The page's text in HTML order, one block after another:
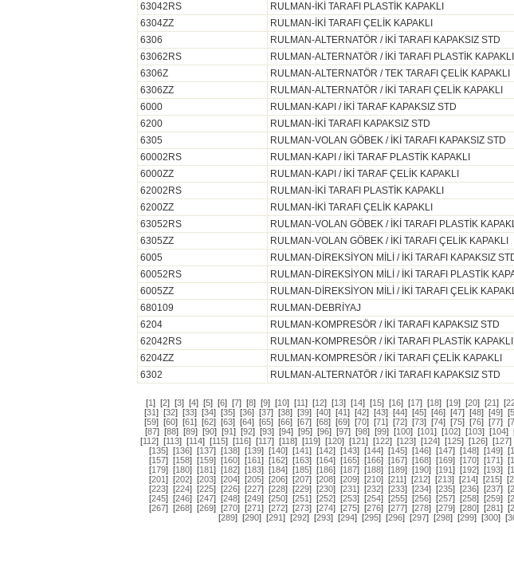
63042RS
RULMAN-İKİ TARAFI PLASTİK KAPAKLI
6304ZZ
RULMAN-İKİ TARAFI ÇELİK KAPAKLI
6306
RULMAN-ALTERNATÖR / İKİ TARAFI KAPAKSIZ STD
63062RS
RULMAN-ALTERNATÖR / İKİ TARAFI PLASTİK KAPAKLI
6306Z
RULMAN-ALTERNATÖR / TEK TARAFI ÇELİK KAPAKLI
6306ZZ
RULMAN-ALTERNATÖR / İKİ TARAFI ÇELİK KAPAKLI
6000
RULMAN-KAPI / İKİ TARAF KAPAKSIZ STD
6200
RULMAN-İKİ TARAFI KAPAKSIZ STD
6305
RULMAN-VOLAN GÖBEK / İKİ TARAFI KAPAKSIZ STD
60002RS
RULMAN-KAPI / İKİ TARAF PLASTİK KAPAKLI
6000ZZ
RULMAN-KAPI / İKİ TARAF ÇELİK KAPAKLI
62002RS
RULMAN-İKİ TARAFI PLASTİK KAPAKLI
6200ZZ
RULMAN-İKİ TARAFI ÇELİK KAPAKLI
63052RS
RULMAN-VOLAN GÖBEK / İKİ TARAFI PLASTİK
6305ZZ
RULMAN-VOLAN GÖBEK / İKİ TARAFI ÇELİK KAPAKLI
6005
RULMAN-DİREKSİYON MİLİ / İKİ TARAFI KAPAKSIZ
60052RS
RULMAN-DİREKSİYON MİLİ / İKİ TARAFI PLASTİK
6005ZZ
RULMAN-DİREKSİYON MİLİ / İKİ TARAFI ÇELİK
680109
RULMAN-DEBRİYAJ
6204
RULMAN-KOMPRESÖR / İKİ TARAFI KAPAKSIZ STD
62042RS
RULMAN-KOMPRESÖR / İKİ TARAFI PLASTİK KAPAKLI
6204ZZ
RULMAN-KOMPRESÖR / İKİ TARAFI ÇELİK KAPAKLI
6302
RULMAN-ALTERNATÖR / İKİ TARAFI KAPAKSIZ STD
[1] [2] [3] [4] [5] [6] [7] [8] [9] [10] [11] [12] [13] [14] [15] [16] [17] [18] [19] [20] [21] [
[31] [32] [33] [34] [35] [36] [37] [38] [39] [40] [41] [42] [43] [44] [45] [46] [47] [48] [49] [
[59] [60] [61] [62] [63] [64] [65] [66] [67] [68] [69] [70] [71] [72] [73] [74] [75] [76] [77] [
[87] [88] [89] [90] [91] [92] [93] [94] [95] [96] [97] [98] [99] [100] [101] [102] [103] [104]
[112] [113] [114] [115] [116] [117] [118] [119] [120] [121] [122] [123] [124] [125] [126] [127]
[135] [136] [137] [138] [139] [140] [141] [142] [143] [144] [145] [146] [147] [148] [149] [
[157] [158] [159] [160] [161] [162] [163] [164] [165] [166] [167] [168] [169] [170] [171] [
[179] [180] [181] [182] [183] [184] [185] [186] [187] [188] [189] [190] [191] [192] [193] [
[201] [202] [203] [204] [205] [206] [207] [208] [209] [210] [211] [212] [213] [214] [215] [
[223] [224] [225] [226] [227] [228] [229] [230] [231] [232] [233] [234] [235] [236] [237] [
[245] [246] [247] [248] [249] [250] [251] [252] [253] [254] [255] [256] [257] [258] [259] [
[267] [268] [269] [270] [271] [272] [273] [274] [275] [276] [277] [278] [279] [280] [281] [
[289] [290] [291] [292] [293] [294] [295] [296] [297] [298] [299] [300] [